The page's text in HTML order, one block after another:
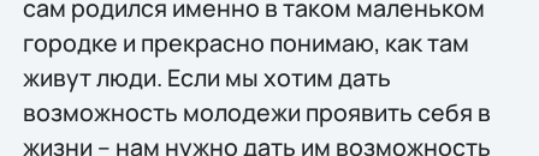
сам родился именно в таком маленьком
городке и прекрасно понимаю, как там
живут люди. Если мы хотим дать
возможность молодежи проявить себя в
жизни – нам нужно дать им возможность